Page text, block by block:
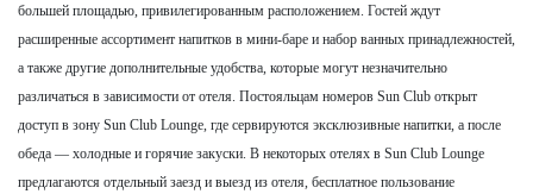
большей площадью, привилегированным расположением. Гостей ждут
расширенные ассортимент напитков в мини-баре и набор ванных принадлежностей,
а также другие дополнительные удобства, которые могут незначительно
различаться в зависимости от отеля. Постояльцам номеров Sun Club открыт
доступ в зону Sun Club Lounge, где сервируются эксклюзивные напитки, а после
обеда — холодные и горячие закуски. В некоторых отелях в Sun Club Lounge
предлагаются отдельный заезд и выезд из отеля, бесплатное пользование